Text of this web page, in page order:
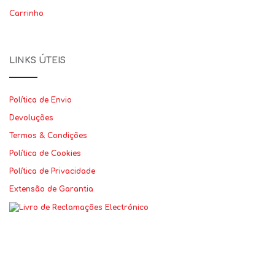
Carrinho
LINKS ÚTEIS
Política de Envio
Devoluções
Termos & Condições
Política de Cookies
Política de Privacidade
Extensão de Garantia